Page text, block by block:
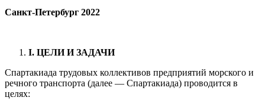
Санкт-Петербург 2022
I. ЦЕЛИ И ЗАДАЧИ
Спартакиада трудовых коллективов предприятий морского и
речного транспорта (далее — Спартакиада) проводится в
целях: